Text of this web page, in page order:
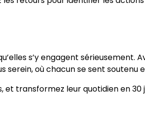
s’y engagent sérieusement.
où chacun se sent soutenu
et transformez leur quotidien en 30